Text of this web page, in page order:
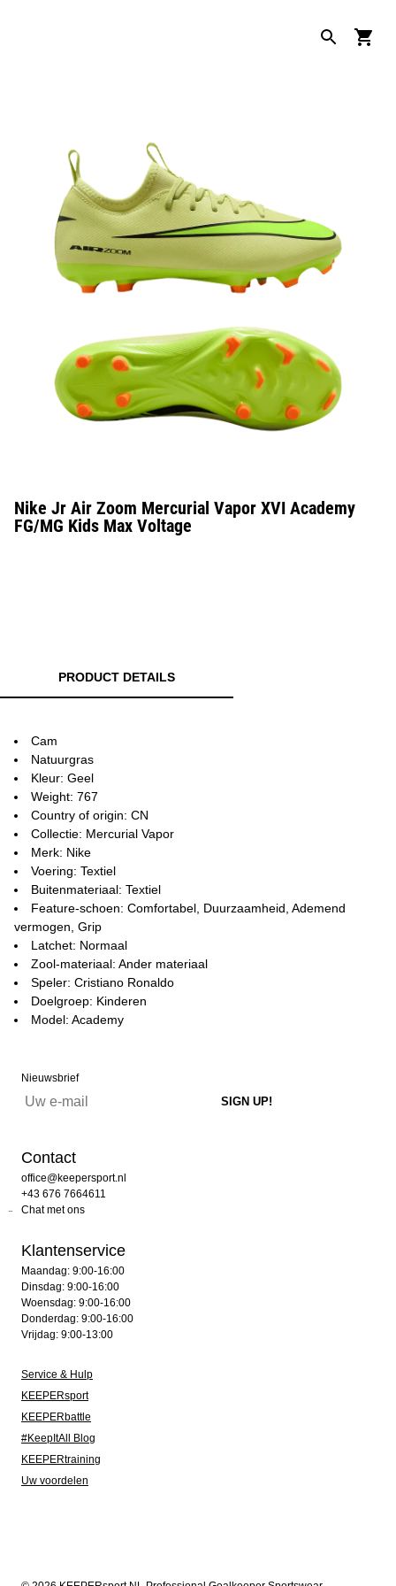
Nike Jr Air Zoom Mercurial Vapor XVI Academy
FG/MG Kids Max Voltage
PRODUCT DETAILS
Cam
Natuurgras
Kleur: Geel
Weight: 767
Country of origin: CN
Collectie: Mercurial Vapor
Merk: Nike
Voering: Textiel
Buitenmateriaal: Textiel
Feature-schoen: Comfortabel, Duurzaamheid, Ademend
vermogen, Grip
Latchet: Normaal
Zool-materiaal: Ander materiaal
Speler: Cristiano Ronaldo
Doelgroep: Kinderen
Model: Academy
Nieuwsbrief
Contact
office@keepersport.nl
+43 676 7664611
Chat met ons
Klantenservice
Maandag: 9:00-16:00
Dinsdag: 9:00-16:00
Woensdag: 9:00-16:00
Donderdag: 9:00-16:00
Vrijdag: 9:00-13:00
Service & Hulp
KEEPERsport
KEEPERbattle
#KeepItAll Blog
KEEPERtraining
Uw voordelen